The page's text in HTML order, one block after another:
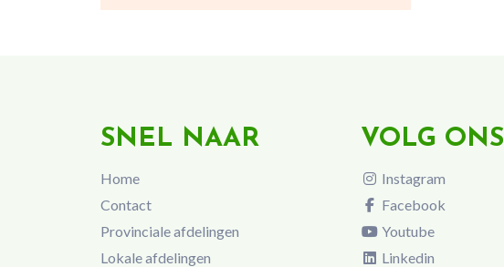
SNEL NAAR
Home
Contact
Provinciale afdelingen
Lokale afdelingen
VOLG ONS
Instagram
Facebook
Youtube
Linkedin